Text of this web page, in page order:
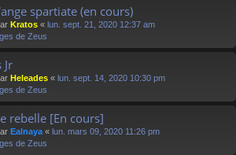
spartiate (en cours)
Kratos « lun. sept. 21, 2020 12:37 am
de Zeus
Jr
Heleades « lun. sept. 14, 2020 10:30 pm
de Zeus
rebelle [En cours]
Ealnaya « lun. mars 09, 2020 11:26 pm
de Zeus